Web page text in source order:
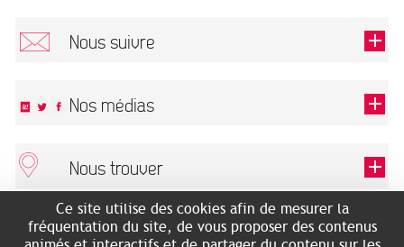
Nous suivre
Ce champ est exigé.
Nos médias
Nous trouver
ARCHIVES MUNICIPALES
2 rue des Archives
RECHERCHES GÉNÉALOGIQUES
NOUS CONNAÎTRE
Ce site utilise des cookies afin de mesurer la
fréquentation du site, de vous proposer des contenus